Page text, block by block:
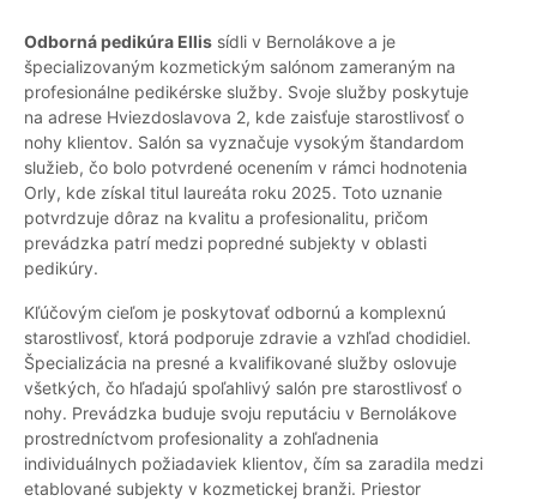
Odborná pedikúra Ellis sídli v Bernolákove a je
špecializovaným kozmetickým salónom zameraným na
profesionálne pedikérske služby. Svoje služby poskytuje
na adrese Hviezdoslavova 2, kde zaisťuje starostlivosť o
nohy klientov. Salón sa vyznačuje vysokým štandardom
služieb, čo bolo potvrdené ocenením v rámci hodnotenia
Orly, kde získal titul laureáta roku 2025. Toto uznanie
potvrdzuje dôraz na kvalitu a profesionalitu, pričom
prevádzka patrí medzi popredné subjekty v oblasti
pedikúry.
Kľúčovým cieľom je poskytovať odbornú a komplexnú
starostlivosť, ktorá podporuje zdravie a vzhľad chodidiel.
Špecializácia na presné a kvalifikované služby oslovuje
všetkých, čo hľadajú spoľahlivý salón pre starostlivosť o
nohy. Prevádzka buduje svoju reputáciu v Bernolákove
prostredníctvom profesionality a zohľadnenia
individuálnych požiadaviek klientov, čím sa zaradila medzi
etablované subjekty v kozmetickej branži. Priestor